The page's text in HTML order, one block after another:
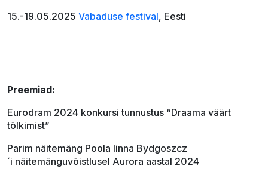
15.-19.05.2025 Vabaduse festival, Eesti
Preemiad:
Eurodram 2024 konkursi tunnustus “Draama väärt
tõlkimist”
Parim näitemäng Poola linna Bydgoszcz
´i näitemänguvõistlusel Aurora aastal 2024